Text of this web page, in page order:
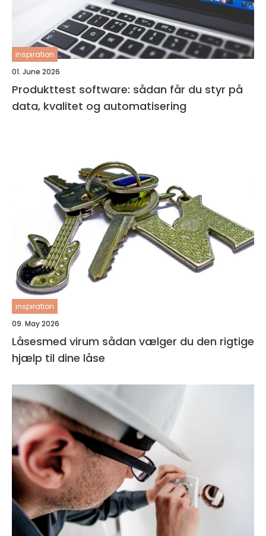
inspiration
01. June 2026
Produkttest software: sådan får du styr på
data, kvalitet og automatisering
inspiration
09. May 2026
Låsesmed virum sådan vælger du den rigtige
hjælp til dine låse